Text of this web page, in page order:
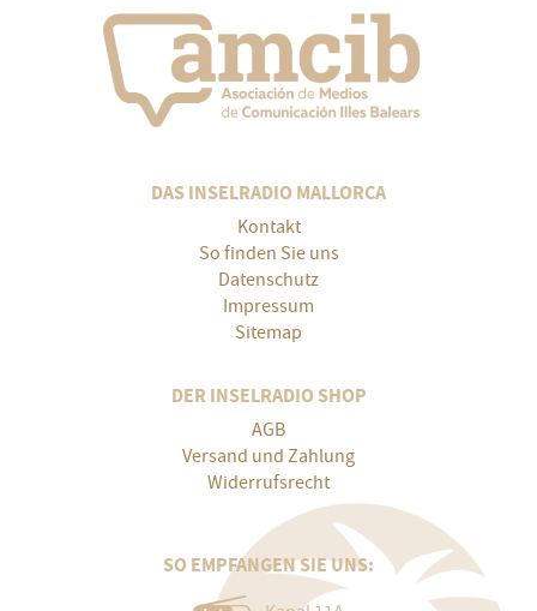
DAS INSELRADIO MALLORCA
Kontakt
So finden Sie uns
Datenschutz
Impressum
Sitemap
DER INSELRADIO SHOP
AGB
Versand und Zahlung
Widerrufsrecht
SO EMPFANGEN SIE UNS: